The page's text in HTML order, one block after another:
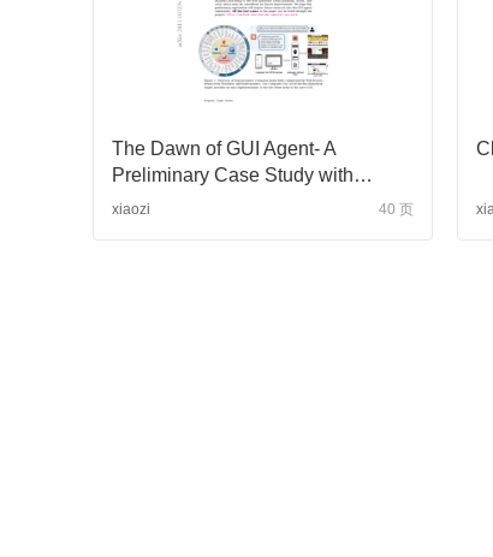
The Dawn of GUI Agent- A
Preliminary Case Study with
Claude 3.5 Computer Use
xiaozi 40 页